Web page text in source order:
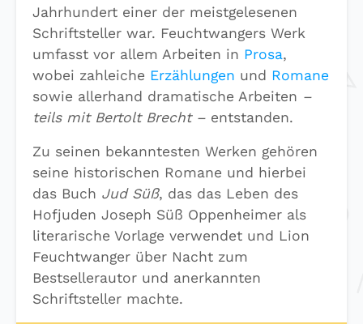
Jahrhundert einer der meistgelesenen
Schriftsteller war. Feuchtwangers Werk
umfasst vor allem Arbeiten in Prosa,
wobei zahleiche Erzählungen und Romane
sowie allerhand dramatische Arbeiten –
teils mit Bertolt Brecht – entstanden.
Zu seinen bekanntesten Werken gehören
seine historischen Romane und hierbei
das Buch Jud Süß, das das Leben des
Hofjuden Joseph Süß Oppenheimer als
literarische Vorlage verwendet und Lion
Feuchtwanger über Nacht zum
Bestsellerautor und anerkannten
Schriftsteller machte.